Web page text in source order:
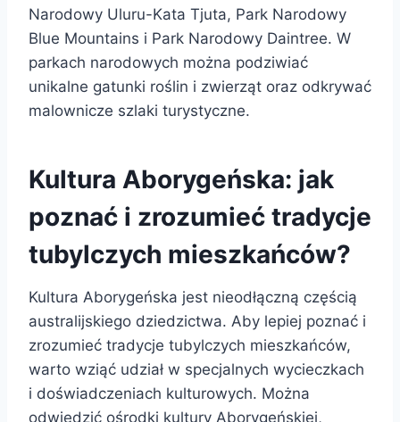
Narodowy Uluru-Kata Tjuta, Park Narodowy
Blue Mountains i Park Narodowy Daintree. W
parkach narodowych można podziwiać
unikalne gatunki roślin i zwierząt oraz odkrywać
malownicze szlaki turystyczne.
Kultura Aborygeńska: jak
poznać i zrozumieć tradycje
tubylczych mieszkańców?
Kultura Aborygeńska jest nieodłączną częścią
australijskiego dziedzictwa. Aby lepiej poznać i
zrozumieć tradycje tubylczych mieszkańców,
warto wziąć udział w specjalnych wycieczkach
i doświadczeniach kulturowych. Można
odwiedzić ośrodki kultury Aborygeńskiej,